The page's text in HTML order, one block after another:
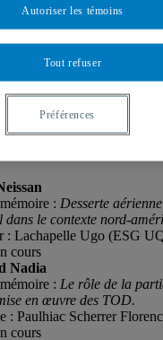
In.SITU
de la Chaire 2015-2020
– Mises à jour
Chaire issus du programme
:
: Desserte
dans le contexte nord-
: Lachapelle Ugo (ESG
cours
Nadia
: Le rôle de la
en œuvre des TOD.
: Paulhiac Scherrer
cours
Tout refuser
Autoriser les témoins
Préférences